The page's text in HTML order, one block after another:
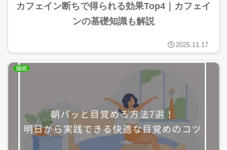
カフェイン断ちで得られる効果Top4｜カフェイ
ンの基礎知識も解説
2025.11.17
睡眠